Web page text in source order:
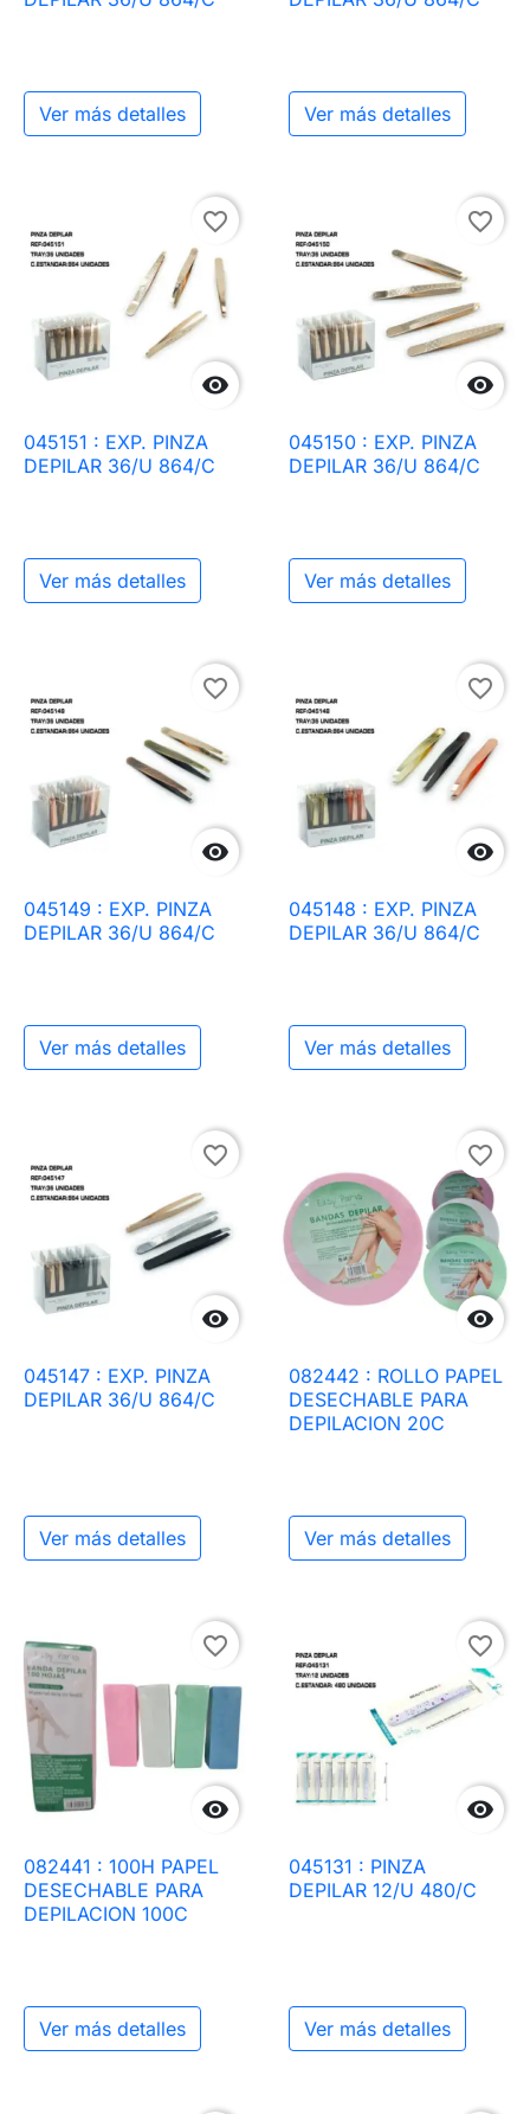
Ver más detalles Ver más detalles

favorite_border
045151 : EXP. PINZA
DEPILAR 36/U 864/C
Ver más detalles

favorite_border
045150 : EXP. PINZA
DEPILAR 36/U 864/C
Ver más detalles

favorite_border
045149 : EXP. PINZA
DEPILAR 36/U 864/C
Ver más detalles

favorite_border
045148 : EXP. PINZA
DEPILAR 36/U 864/C
Ver más detalles

favorite_border
045147 : EXP. PINZA
DEPILAR 36/U 864/C
Ver más detalles

favorite_border
082442 : ROLLO PAPEL
DESECHABLE PARA
DEPILACION 20C
Ver más detalles

favorite_border
082441 : 100H PAPEL
DESECHABLE PARA
DEPILACION 100C
Ver más detalles

favorite_border
045131 : PINZA
DEPILAR 12/U 480/C
Ver más detalles